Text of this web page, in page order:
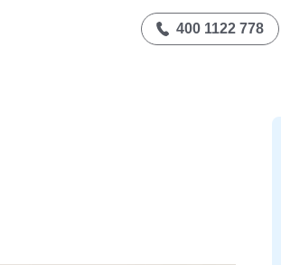
400 1122 778